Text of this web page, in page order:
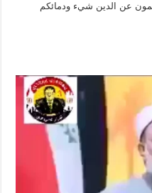
عن الدين شيء ودمائكم